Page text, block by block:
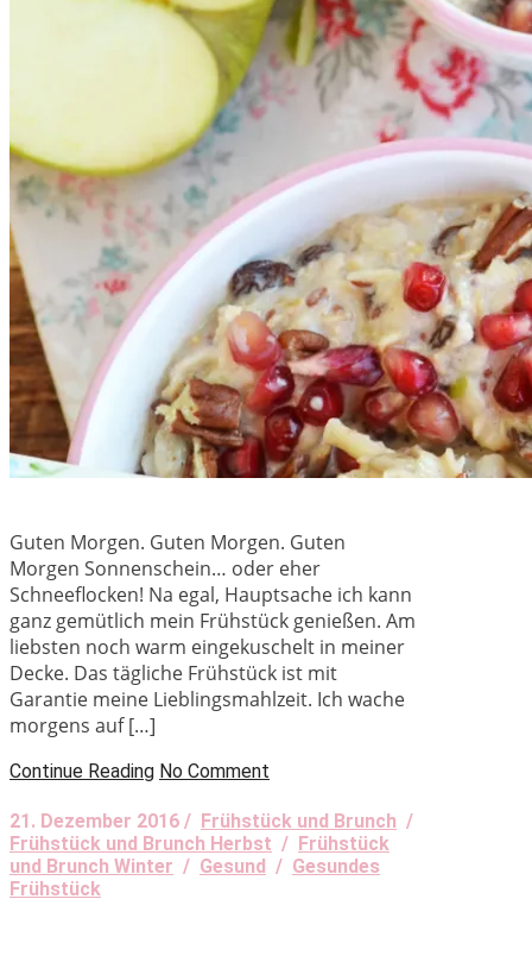
Guten Morgen. Guten Morgen. Guten
Morgen Sonnenschein… oder eher
Schneeflocken! Na egal, Hauptsache ich kann
ganz gemütlich mein Frühstück genießen. Am
liebsten noch warm eingekuschelt in meiner
Decke. Das tägliche Frühstück ist mit
Garantie meine Lieblingsmahlzeit. Ich wache
morgens auf […]
Continue Reading No Comment
21. Dezember 2016 / Frühstück und Brunch /
Frühstück und Brunch Herbst / Frühstück
und Brunch Winter / Gesund / Gesundes
Frühstück